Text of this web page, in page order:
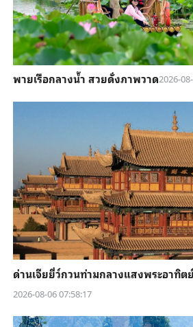
พายเรือกลางน้ำ สวยดั่งภาพวาด2026-
ด่านเจียยี่ว์กวนท่ามกลางแสงพระอาทิ
2026-08-06 07:58:17